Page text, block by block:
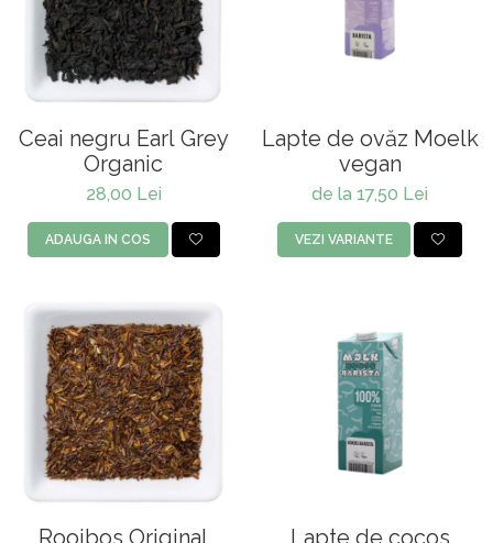
Sirop de ceai
Ceai negru Earl Grey
Organic
28,00 Lei
ADAUGA IN COS
Lapte de ovăz Moelk
vegan
de la 17,50 Lei
VEZI VARIANTE
Rooibos Original
Lapte de cocos